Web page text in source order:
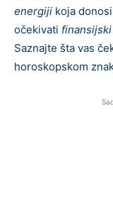
energiji koja donosi
očekivati
Saznajte šta vas
horoskopskom